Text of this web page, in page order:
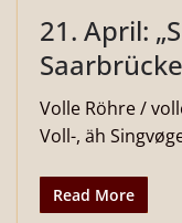
21. April:
Volle Röhre /
Voll-, äh
Read More